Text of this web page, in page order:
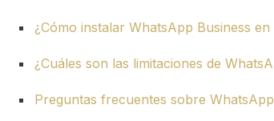
¿Cómo instalar WhatsApp Business en
¿Cuáles son las limitaciones de
Preguntas frecuentes sobre